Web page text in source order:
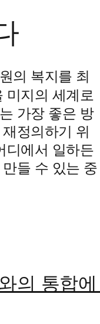
의 복지를 최
미지의 세계로
가장 좋은 방
정의하기 위
디에서 일하든
들 수 있는 중
의 통합에